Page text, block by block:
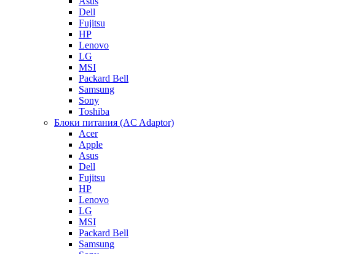
Dell
Fujitsu
HP
Lenovo
LG
MSI
Packard Bell
Samsung
Sony
Toshiba
Блоки питания (AC Adaptor)
Acer
Apple
Asus
Dell
Fujitsu
HP
Lenovo
LG
MSI
Packard Bell
Samsung